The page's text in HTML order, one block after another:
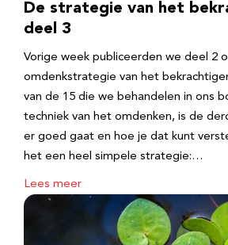
De strategie van het
deel 3
Vorige week publiceerden we deel 2
omdenkstrategie van het
van de 15 die we behandelen in ons
techniek van het omdenken, is de
er goed gaat en hoe je dat kunt
het een heel simpele strategie:…
Lees meer